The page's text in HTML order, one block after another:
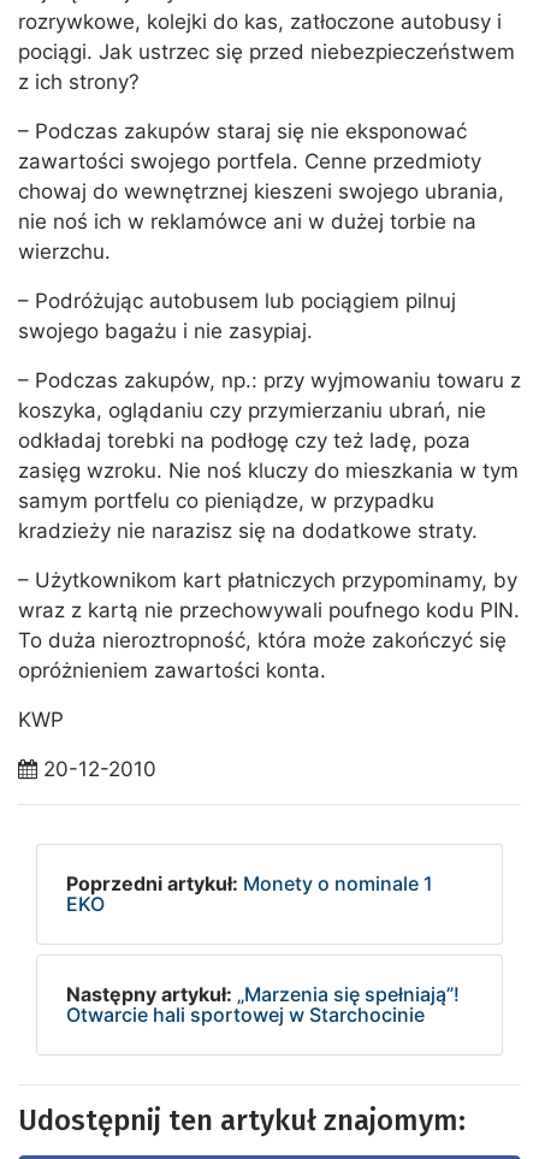
rozrywkowe, kolejki do kas, zatłoczone autobusy i
pociągi. Jak ustrzec się przed niebezpieczeństwem
z ich strony?
– Podczas zakupów staraj się nie eksponować
zawartości swojego portfela. Cenne przedmioty
chowaj do wewnętrznej kieszeni swojego ubrania,
nie noś ich w reklamówce ani w dużej torbie na
wierzchu.
– Podróżując autobusem lub pociągiem pilnuj
swojego bagażu i nie zasypiaj.
– Podczas zakupów, np.: przy wyjmowaniu towaru z
koszyka, oglądaniu czy przymierzaniu ubrań, nie
odkładaj torebki na podłogę czy też ladę, poza
zasięg wzroku. Nie noś kluczy do mieszkania w tym
samym portfelu co pieniądze, w przypadku
kradzieży nie narazisz się na dodatkowe straty.
– Użytkownikom kart płatniczych przypominamy, by
wraz z kartą nie przechowywali poufnego kodu PIN.
To duża nieroztropność, która może zakończyć się
opróżnieniem zawartości konta.
KWP
20-12-2010
Poprzedni artykuł: Monety o nominale 1
EKO
Następny artykuł: „Marzenia się spełniają”!
Otwarcie hali sportowej w Starchocinie
Udostępnij ten artykuł znajomym: